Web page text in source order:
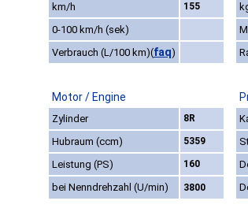
km/h 155
0-100 km/h (sek)
Verbrauch (L/100 km)(faq)
Motor / Engine
Zylinder 8R
Hubraum (ccm) 5359
Leistung (PS) 160
bei Nenndrehzahl (U/min)
3800